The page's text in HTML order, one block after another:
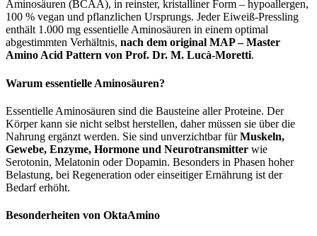
Aminosäuren (BCAA), in reinster, kristalliner Form – hypoallergen,
100 % vegan und pflanzlichen Ursprungs. Jeder Eiweiß-Pressling
enthält 1.000 mg essentielle Aminosäuren in einem optimal
abgestimmten Verhältnis, nach dem original MAP – Master
Amino Acid Pattern von Prof. Dr. M. Lucà-Moretti.
Warum essentielle Aminosäuren?
Essentielle Aminosäuren sind die Bausteine aller Proteine. Der
Körper kann sie nicht selbst herstellen, daher müssen sie über die
Nahrung ergänzt werden. Sie sind unverzichtbar fürMuskeln,
Gewebe, Enzyme, Hormone und Neurotransmitter wie
Serotonin, Melatonin oder Dopamin. Besonders in Phasen hoher
Belastung, bei Regeneration oder einseitiger Ernährung ist der
Bedarf erhöht.
Besonderheiten von OktaAmino